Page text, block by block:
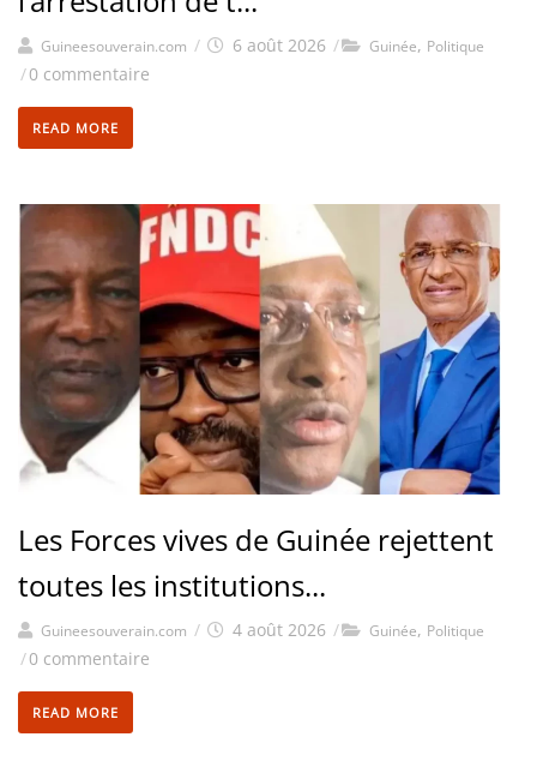
Guineesouverain.com / 6 août 2026 / Guinée, Politique
/0 commentaire
READ MORE
Les Forces vives de Guinée rejettent
toutes les institutions...
Guineesouverain.com / 4 août 2026 / Guinée, Politique
/0 commentaire
READ MORE